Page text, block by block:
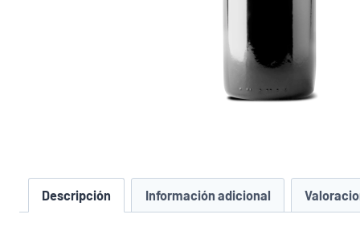
Descripción Información adicional